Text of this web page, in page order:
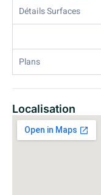
Détails Surfaces
Plans
Localisation